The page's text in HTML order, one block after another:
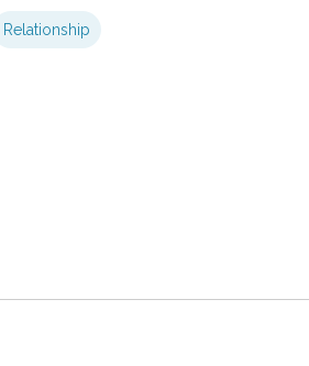
Relationship